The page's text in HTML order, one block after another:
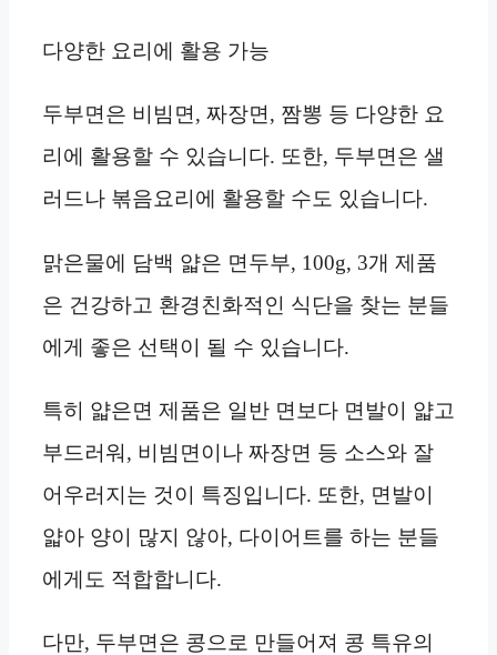
다양한 요리에 활용 가능
두부면은 비빔면, 짜장면, 짬뽕 등 다양한 요
리에 활용할 수 있습니다. 또한, 두부면은 샐
러드나 볶음요리에 활용할 수도 있습니다.
맑은물에 담백 얇은 면두부, 100g, 3개 제품
은 건강하고 환경친화적인 식단을 찾는 분들
에게 좋은 선택이 될 수 있습니다.
특히 얇은면 제품은 일반 면보다 면발이 얇고
부드러워, 비빔면이나 짜장면 등 소스와 잘
어우러지는 것이 특징입니다. 또한, 면발이
얇아 양이 많지 않아, 다이어트를 하는 분들
에게도 적합합니다.
다만, 두부면은 콩으로 만들어져 콩 특유의